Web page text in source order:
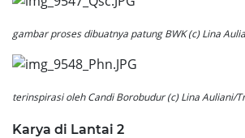
gambar proses dibuatnya patung BWK (c) Lina
terinspirasi oleh Candi Borobudur (c) Lina Auliani/
Karya di Lantai 2